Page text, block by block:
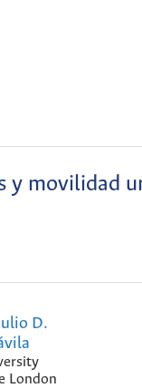
y movilidad
D.
London